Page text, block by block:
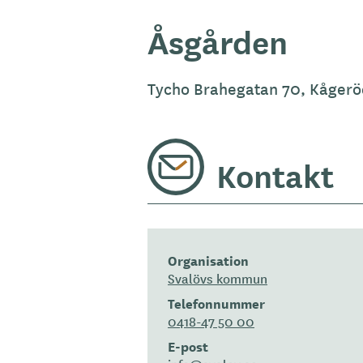
Åsgården
Tycho Brahegatan 70,
Kontakt
Organisation
Svalövs kommun
Telefonnummer
0418-47 50 00
E-post